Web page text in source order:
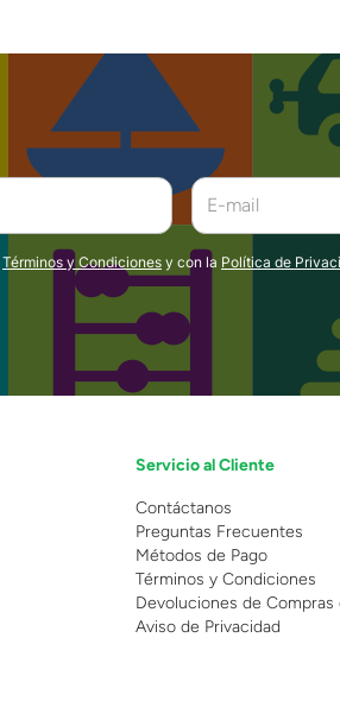
Términos y Condiciones y con la Política de
Servicio al Cliente
Contáctanos
Preguntas Frecuentes
Métodos de Pago
Términos y Condiciones
Devoluciones de Compras
Aviso de Privacidad